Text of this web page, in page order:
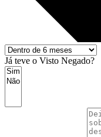
Já teve o Visto Negado?